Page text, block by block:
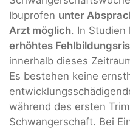
Ibuprofen unter
Arzt möglich. In Studien
erhöhtes
innerhalb dieses
Es bestehen keine
während des ersten
Schwangerschaft. Bei